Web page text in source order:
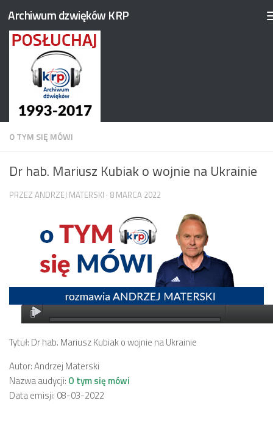
Przejdź do treści
Archiwum dzwięków KRP
O TYM SIĘ MÓWI
Dr hab. Mariusz Kubiak o wojnie na Ukrainie
PRZEZ ANDRZEJ MATERSKI · 8 MARCA 2022
Tytuł: Dr hab. Mariusz Kubiak o wojnie na Ukrainie
Autor: Andrzej Materski
Nazwa audycji: O tym się mówi
Data emisji: 08-03-2022